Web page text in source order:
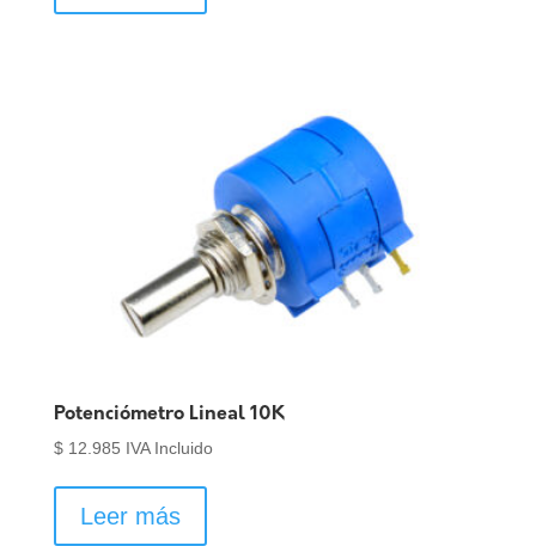
Potenciómetro Lineal 10K
$12.985 IVA Incluido
Leer más